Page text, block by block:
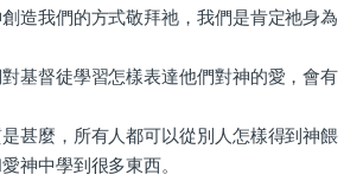
造我們的方式敬拜祂，我們是肯定祂身為
基督徒學習怎樣表達他們對神的愛，會有
甚麼，所有人都可以從別人怎樣得到神餵
神中學到很多東西。